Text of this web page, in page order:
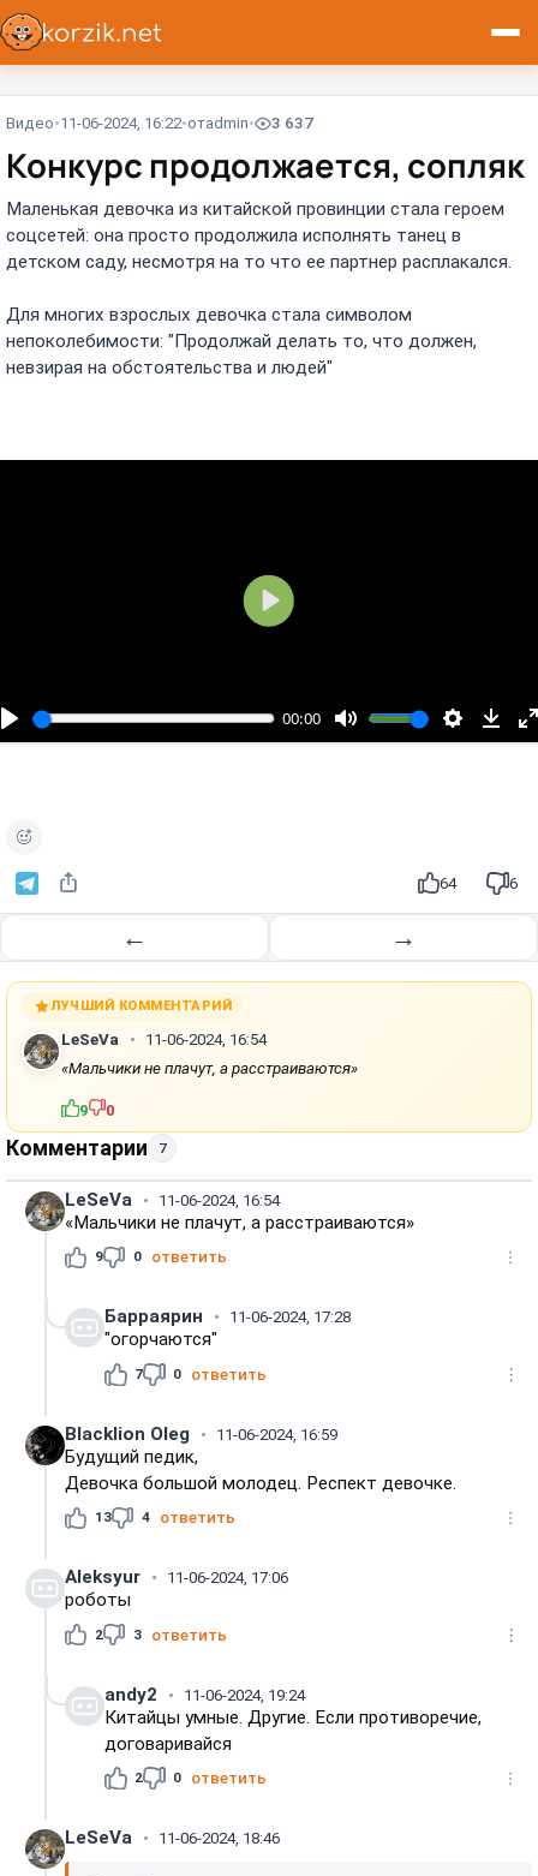
Видео 11-06-2024, 16:22 отadmin 3 637
Конкурс продолжается, сопляк
Маленькая девочка из китайской провинции стала героем
соцсетей: она просто продолжила исполнять танец в
детском саду, несмотря на то что ее партнер расплакался.
Для многих взрослых девочка стала символом
непоколебимости: "Продолжай делать то, что должен,
невзирая на обстоятельства и людей"
00:00
В
п
и
64 6
← →
ЛУЧШИЙ КОММЕНТАРИЙ
LeSeVa
11-06-2024, 16:54
«Мальчики не плачут, а расстраиваются»
9 0
Комментарии 7
LeSeVa 11-06-2024, 16:54
«Мальчики не плачут, а расстраиваются»
9 0 ответить
Барраярин 11-06-2024, 17:28
"огорчаются"
7 0 ответить
Blacklion Oleg 11-06-2024, 16:59
Будущий педик,
Девочка большой молодец. Респект девочке.
13 4 ответить
Aleksyur 11-06-2024, 17:06
роботы
2 3 ответить
andy2 11-06-2024, 19:24
Китайцы умные. Другие. Если противоречие,
договаривайся
2 0 ответить
LeSeVa 11-06-2024, 18:46